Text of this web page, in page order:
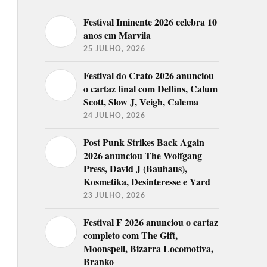
Festival Iminente 2026 celebra 10
anos em Marvila
25 JULHO, 2026
Festival do Crato 2026 anunciou
o cartaz final com Delfins, Calum
Scott, Slow J, Veigh, Calema
24 JULHO, 2026
Post Punk Strikes Back Again
2026 anunciou The Wolfgang
Press, David J (Bauhaus),
Kosmetika, Desinteresse e Yard
23 JULHO, 2026
Festival F 2026 anunciou o cartaz
completo com The Gift,
Moonspell, Bizarra Locomotiva,
Branko